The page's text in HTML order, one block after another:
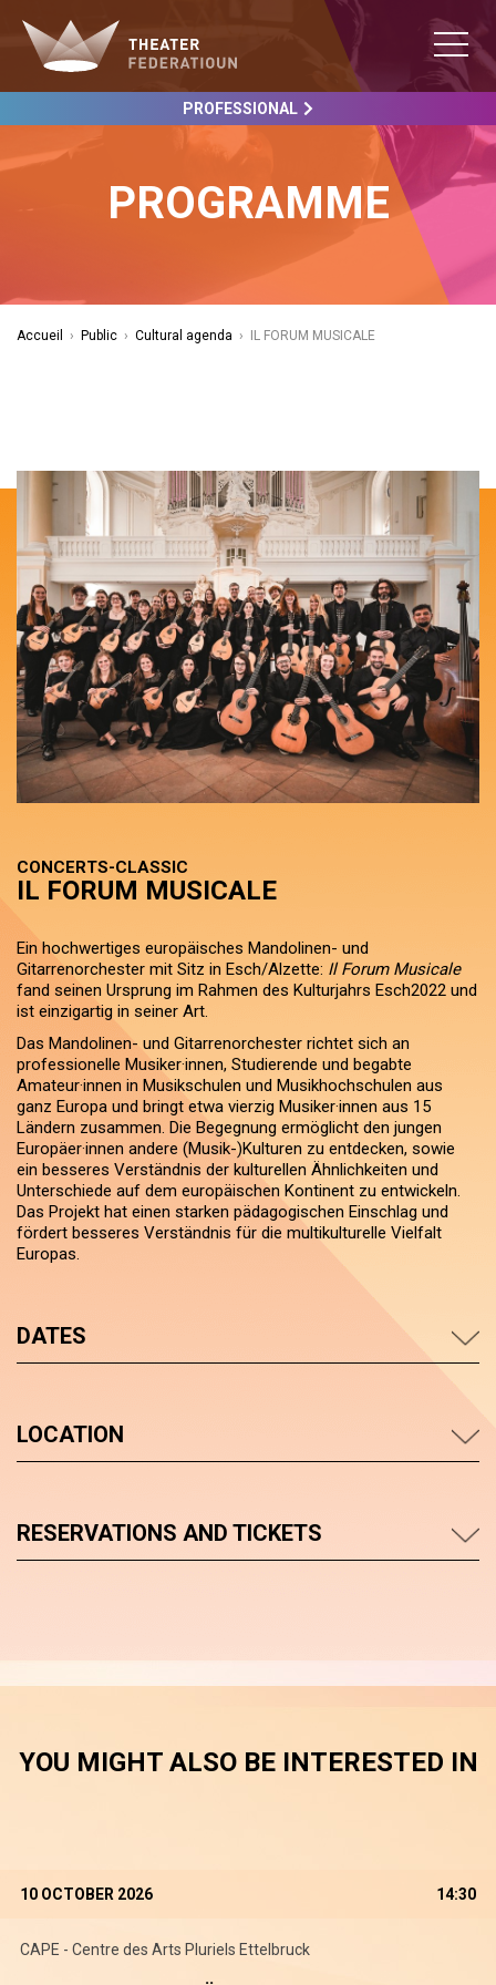
PROFESSIONAL
PROGRAMME
Accueil › Public › Cultural agenda › IL FORUM MUSICALE
CONCERTS-CLASSIC
IL FORUM MUSICALE
Ein hochwertiges europäisches Mandolinen- und
Gitarrenorchester mit Sitz in Esch/Alzette: Il Forum Musicale
fand seinen Ursprung im Rahmen des Kulturjahrs Esch2022 und
ist einzigartig in seiner Art.
Das Mandolinen- und Gitarrenorchester richtet sich an
professionelle Musiker·innen, Studierende und begabte
Amateur·innen in Musikschulen und Musikhochschulen aus
ganz Europa und bringt etwa vierzig Musiker·innen aus 15
Ländern zusammen. Die Begegnung ermöglicht den jungen
Europäer·innen andere (Musik-)Kulturen zu entdecken, sowie
ein besseres Verständnis der kulturellen Ähnlichkeiten und
Unterschiede auf dem europäischen Kontinent zu entwickeln.
Das Projekt hat einen starken pädagogischen Einschlag und
fördert besseres Verständnis für die multikulturelle Vielfalt
Europas.
DATES
LOCATION
RESERVATIONS AND TICKETS
YOU MIGHT ALSO BE INTERESTED IN
10 OCTOBER 2026 14:30
CAPE - Centre des Arts Pluriels Ettelbruck